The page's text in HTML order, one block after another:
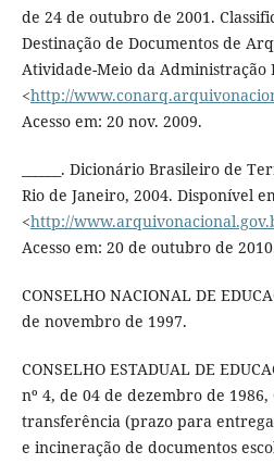
de 24 de outubro de 2001.
Destinação de Documentos de
Atividade-Meio da Administração
<http://
Acesso em: 20 nov. 2009.
______. Dicionário Brasileiro de
Rio de Janeiro, 2004. Disponível
<http://
Acesso em: 20 de outubro de
CONSELHO NACIONAL DE
de novembro de 1997.
CONSELHO ESTADUAL DE
nº 4, de 04 de dezembro de 1986,
transferência (prazo para
e incineração de documentos